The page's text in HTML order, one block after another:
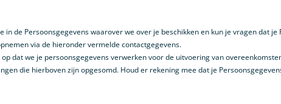
in de Persoonsgegevens waarover we over je beschikken en kun je vragen dat
via de hieronder vermelde contactgegevens.
dat we je persoonsgegevens verwerken voor de uitvoering van
die hierboven zijn opgesomd. Houd er rekening mee dat je